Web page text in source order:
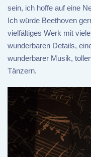
sein, ich hoffe auf eine
Ich würde Beethoven
vielfältiges Werk mit
wunderbaren Details,
wunderbarer Musik,
Tänzern.